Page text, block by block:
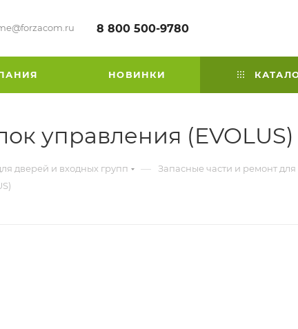
8 800 500-9780
НОВИНКИ
управления (EVOLUS)
дверей и входных групп — Запасные части и ремонт